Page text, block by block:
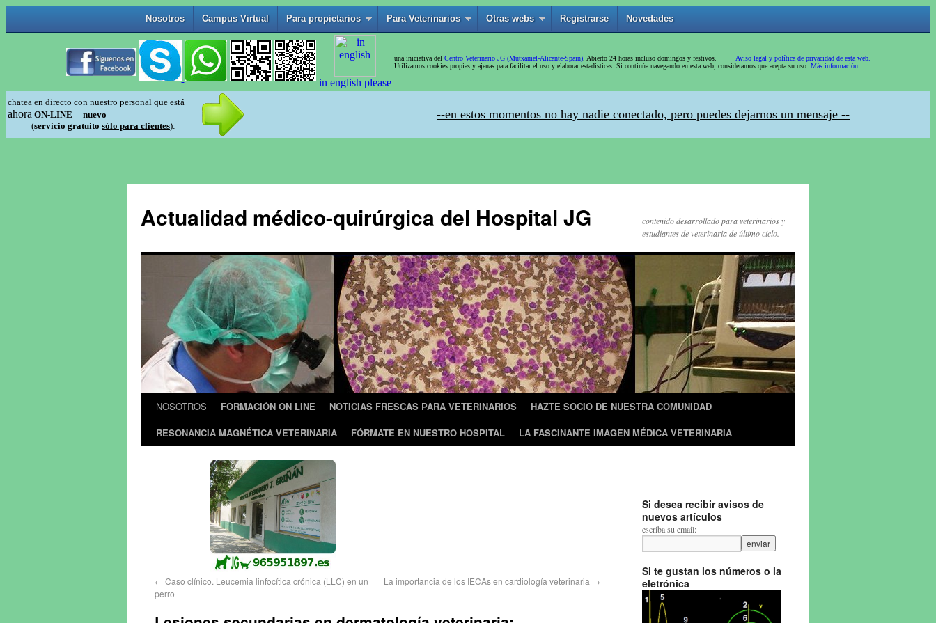
Actualidad médico-quirúrgica del Hospital JG
contenido desarrollado para veterinarios y
estudiantes de veterinaria de último ciclo.
NOSOTROS FORMACIÓN ON LINE NOTICIAS FRESCAS PARA VETERINARIOS
HAZTE SOCIO DE NUESTRA COMUNIDAD
RESONANCIA MAGNÉTICA VETERINARIA
FÓRMATE EN NUESTRO HOSPITAL LA FASCINANTE IMAGEN MÉDICA VETERINARIA
← Caso clínico. Leucemia linfocítica crónica (LLC) en un
perro
La importancia de los IECAs en cardiología veterinaria →
Si desea recibir avisos de
nuevos artículos
escriba su email:
Si te gustan los números o la
eletrónica